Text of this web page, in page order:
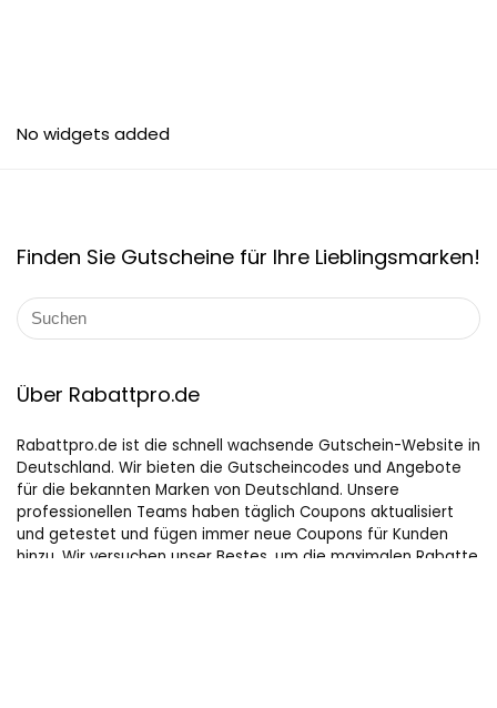
No widgets added
Finden Sie Gutscheine für Ihre Lieblingsmarken!
Über Rabattpro.de
Rabattpro.de ist die schnell wachsende Gutschein-Website in
Deutschland. Wir bieten die Gutscheincodes und Angebote
für die bekannten Marken von Deutschland. Unsere
professionellen Teams haben täglich Coupons aktualisiert
und getestet und fügen immer neue Coupons für Kunden
hinzu. Wir versuchen unser Bestes, um die maximalen Rabatte